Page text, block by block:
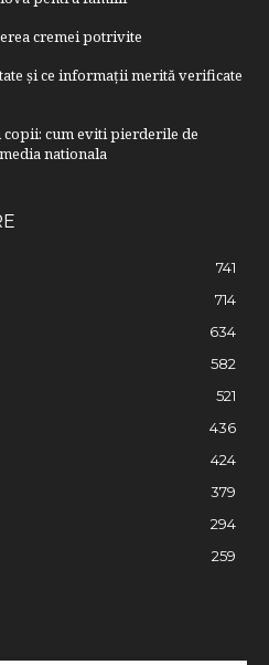
cremei potrivite
și ce informații merită verificate
cum eviti pierderile de
nationala
741
714
634
582
521
436
424
379
294
259